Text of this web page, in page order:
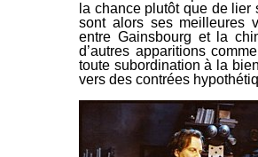
la chance plutôt que de
sont alors ses meilleures
entre Gainsbourg et la
d’autres apparitions
toute subordination à la
vers des contrées